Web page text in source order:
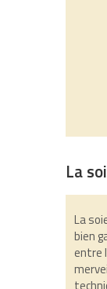
La
La
bien
entre